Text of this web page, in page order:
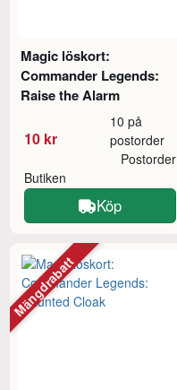
Magic löskort:
Commander Legends:
Raise the Alarm
10 kr
10 på
postorder
Butiken
Postorder
Köp
Mängdrabatt